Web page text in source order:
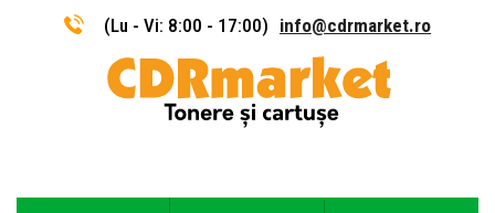
(Lu - Vi: 8:00 - 17:00) info@cdrmarket.ro